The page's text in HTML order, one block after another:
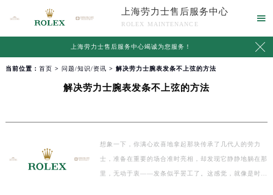
上海劳力士售后服务中心
ROLEX MAINTENANCE

上海劳力士售后服务中心竭诚为您服务！ 
当前位置： 首页 > 问题/知识/资讯 > 解决劳力士腕表发条不上弦的方法
解决劳力士腕表发条不上弦的方法
想象一下，你满心欢喜地拿起那块传承了几代人的劳力
士，准备在重要的场合准时亮相，却发现它静静地躺在那
里，无动于衷——发条似乎罢工了。这感觉，就像是时间